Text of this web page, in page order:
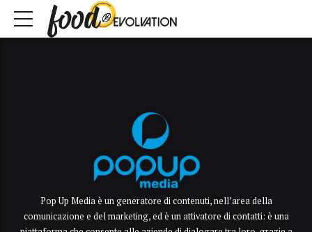
Pop Up Media è un generatore di contenuti, nell’area della
comunicazione e del marketing, ed è un attivatore di contatti: è una